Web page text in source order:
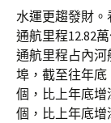
水運更趨發財
通航里程12.82
通航里程占內河
埠，截至往年底
個，比上年底增
個，比上年底增